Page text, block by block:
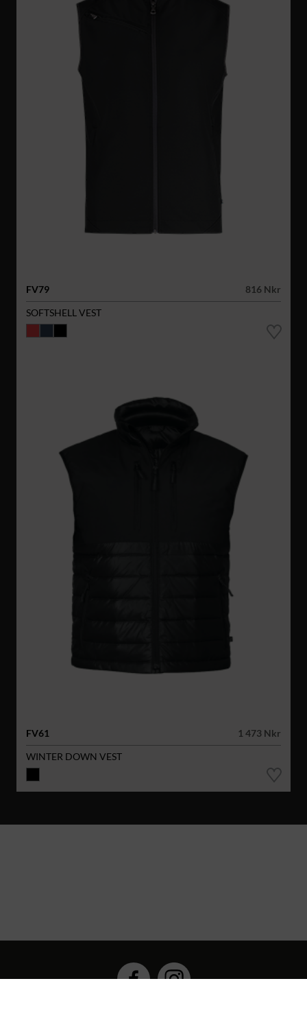
FV79
816 Nkr
SOFTSHELL VEST
FV61
1 473 Nkr
WINTER DOWN VEST